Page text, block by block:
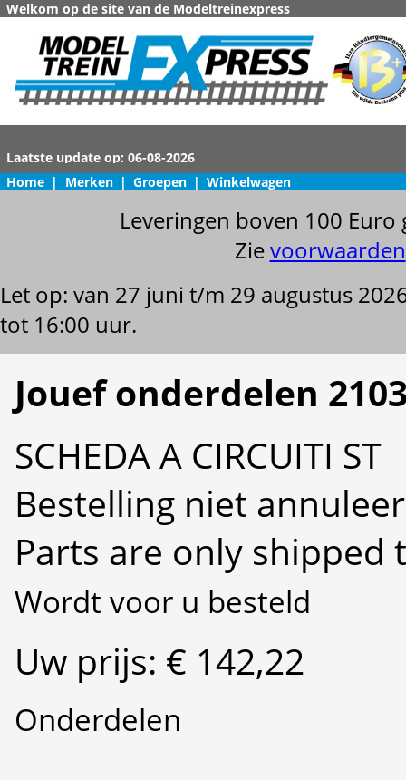
Welkom op de site van de Modeltreinexpress
Home | Merken | Groepen | Winkelwagen
Leveringen boven 100
Zievoorwaarden
Let op: van 27 juni t/m 29 augustus
tot 16:00 uur.
Jouef onderdelen
SCHEDA A CIRCUITI ST
Bestelling niet
Parts are only shipped
Wordt voor u besteld
Uw prijs: € 142,22
Onderdelen